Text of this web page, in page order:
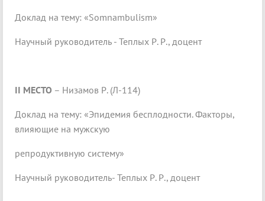
Доклад на тему: «Somnambulism»
Научный руководитель - Теплых Р. Р., доцент
II МЕСТО – Низамов Р. (Л-114)
Доклад на тему: «Эпидемия бесплодности. Факторы,
влияющие на мужскую
репродуктивную систему»
Научный руководитель- Теплых Р. Р., доцент